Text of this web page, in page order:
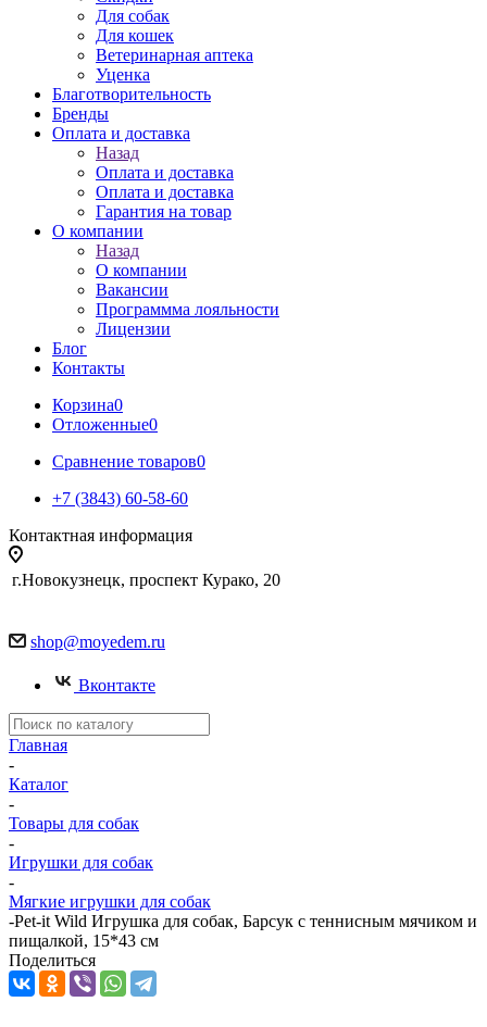
Для собак
Для кошек
Ветеринарная аптека
Уценка
Благотворительность
Бренды
Оплата и доставка
Назад
Оплата и доставка
Оплата и доставка
Гарантия на товар
О компании
Назад
О компании
Вакансии
Программма лояльности
Лицензии
Блог
Контакты
Корзина0
Отложенные0
Сравнение товаров0
+7 (3843) 60-58-60
Контактная информация
г.Новокузнецк, проспект Курако, 20
shop@moyedem.ru
Вконтакте
Главная
-
Каталог
-
Товары для собак
-
Игрушки для собак
-
Мягкие игрушки для собак
-Pet-it Wild Игрушка для собак, Барсук с теннисным мячиком и
пищалкой, 15*43 см
Поделиться